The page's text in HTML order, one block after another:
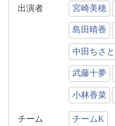
出演者 宮崎美穂
島田晴香
中田ちさと
武藤十夢
小林香菜
チーム チームK